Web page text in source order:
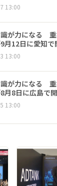
13:00
が力になる
月12日に愛知で
13:00
が力になる
月8日に広島で
13:00